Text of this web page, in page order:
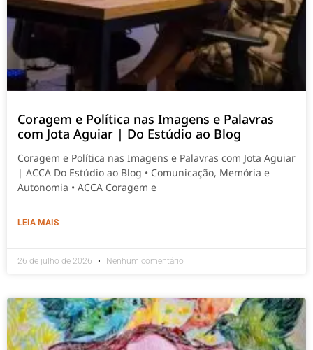
Coragem e Política nas Imagens e Palavras
com Jota Aguiar | Do Estúdio ao Blog
Coragem e Política nas Imagens e Palavras com Jota Aguiar
| ACCA Do Estúdio ao Blog • Comunicação, Memória e
Autonomia • ACCA Coragem e
LEIA MAIS
26 de julho de 2026 Nenhum comentário